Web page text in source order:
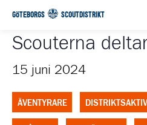
GÖTEBORGS SCOUTDISTRIKT
Scouterna
15 juni 2024
ÄVENTYRARE